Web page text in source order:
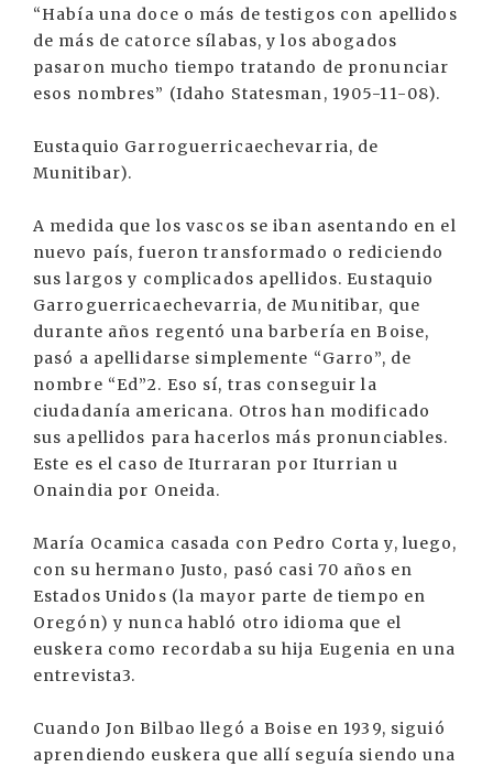
“Había una doce o más de testigos con apellidos
de más de catorce sílabas, y los abogados
pasaron mucho tiempo tratando de pronunciar
esos nombres” (Idaho Statesman, 1905-11-08).
Eustaquio Garroguerricaechevarria, de
Munitibar).
A medida que los vascos se iban asentando en el
nuevo país, fueron transformado o rediciendo
sus largos y complicados apellidos. Eustaquio
Garroguerricaechevarria, de Munitibar, que
durante años regentó una barbería en Boise,
pasó a apellidarse simplemente “Garro”, de
nombre “Ed”2. Eso sí, tras conseguir la
ciudadanía americana. Otros han modificado
sus apellidos para hacerlos más pronunciables.
Este es el caso de Iturraran por Iturrian u
Onaindia por Oneida.
María Ocamica casada con Pedro Corta y, luego,
con su hermano Justo, pasó casi 70 años en
Estados Unidos (la mayor parte de tiempo en
Oregón) y nunca habló otro idioma que el
euskera como recordaba su hija Eugenia en una
entrevista3.
Cuando Jon Bilbao llegó a Boise en 1939, siguió
aprendiendo euskera que allí seguía siendo una